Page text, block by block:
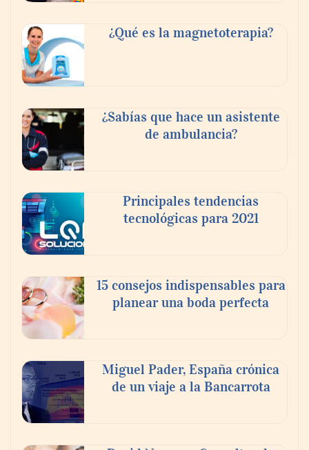
buscan proyectar talento mexicano y
fortalecer el turismo médico
En el Día de la Cerveza, Grupo Modelo
mundo elige para reunirse: 7 de cada 10 la
escogen
compromiso para el eclipse solar del 12 de
agosto
¿Qué es la magnetoterapia?
¿Sabías que hace un asistente
de ambulancia?
Principales tendencias
tecnológicas para 2021
15 consejos indispensables para
planear una boda perfecta
Miguel Pader, España crónica
de un viaje a la Bancarrota